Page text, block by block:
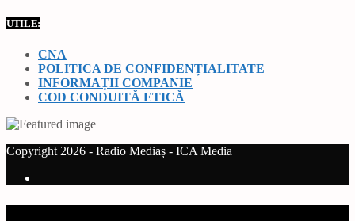
UTILE:
CNA
POLITICA DE CONFIDENȚIALITATE
INFORMAȚII COMPANIE
COD CONDUITĂ ETICĂ
Copyright 2026 - Radio Mediaș - ICA Media